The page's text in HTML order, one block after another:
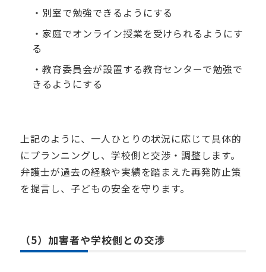
・別室で勉強できるようにする
・家庭でオンライン授業を受けられるようにす
る
・教育委員会が設置する教育センターで勉強で
きるようにする
上記のように、一人ひとりの状況に応じて具体的
にプランニングし、学校側と交渉・調整します。
弁護士が過去の経験や実績を踏まえた再発防止策
を提言し、子どもの安全を守ります。
（5）加害者や学校側との交渉